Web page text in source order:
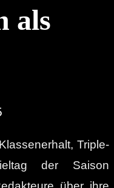
als
Triple-
der Saison